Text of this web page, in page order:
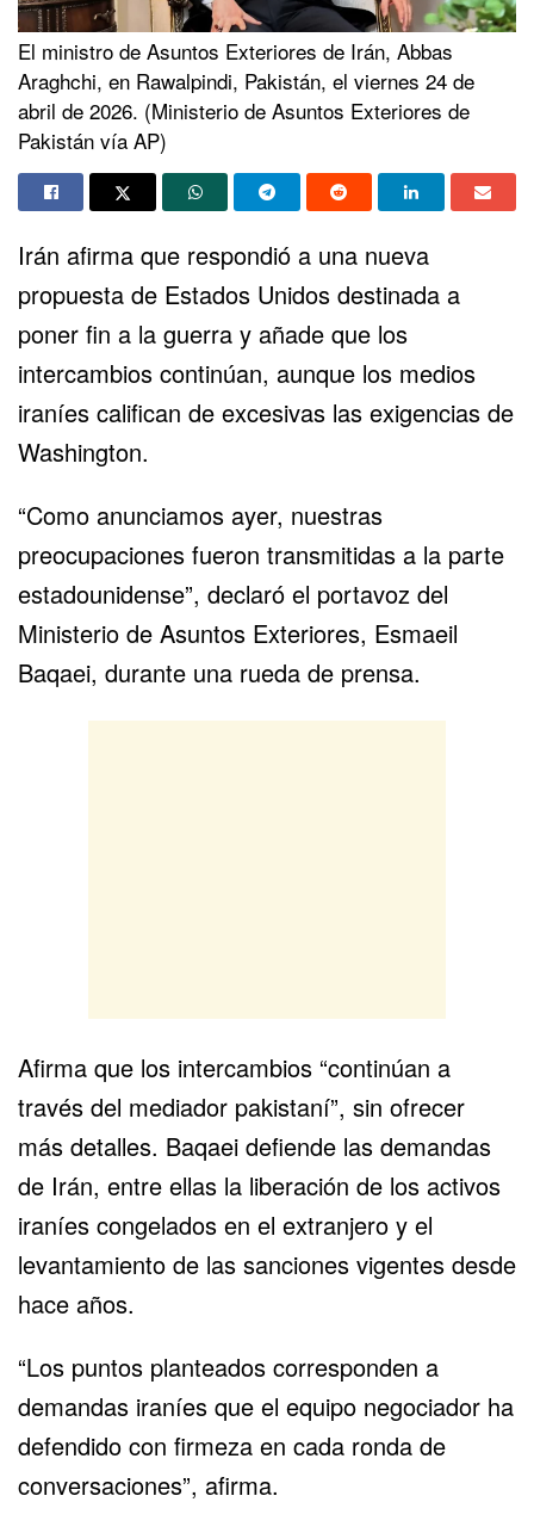
El ministro de Asuntos Exteriores de Irán, Abbas
Araghchi, en Rawalpindi, Pakistán, el viernes 24 de
abril de 2026. (Ministerio de Asuntos Exteriores de
Pakistán vía AP)
Irán afirma que respondió a una nueva
propuesta de Estados Unidos destinada a
poner fin a la guerra y añade que los
intercambios continúan, aunque los medios
iraníes califican de excesivas las exigencias de
Washington.
“Como anunciamos ayer, nuestras
preocupaciones fueron transmitidas a la parte
estadounidense”, declaró el portavoz del
Ministerio de Asuntos Exteriores, Esmaeil
Baqaei, durante una rueda de prensa.
Afirma que los intercambios “continúan a
través del mediador pakistaní”, sin ofrecer
más detalles. Baqaei defiende las demandas
de Irán, entre ellas la liberación de los activos
iraníes congelados en el extranjero y el
levantamiento de las sanciones vigentes desde
hace años.
“Los puntos planteados corresponden a
demandas iraníes que el equipo negociador ha
defendido con firmeza en cada ronda de
conversaciones”, afirma.